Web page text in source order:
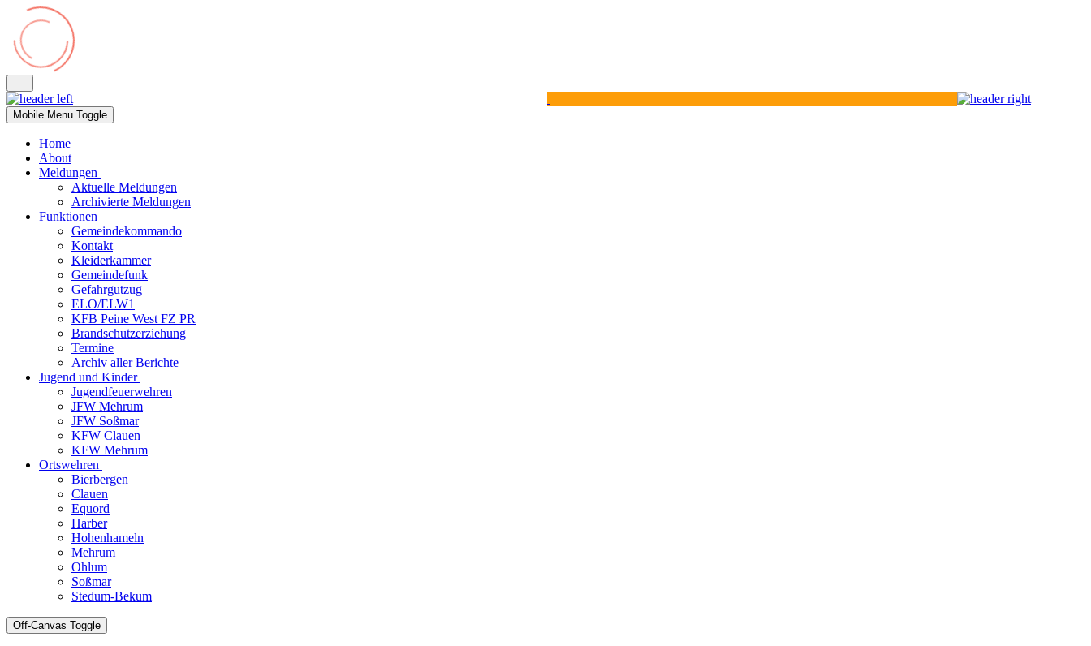
Mobile Menu Toggle
Home
About
Meldungen
Aktuelle Meldungen
Archivierte Meldungen
Funktionen
Gemeindekommando
Kontakt
Kleiderkammer
Gemeindefunk
Gefahrgutzug
ELO/ELW1
KFB Peine West FZ PR
Brandschutzerziehung
Termine
Archiv aller Berichte
Jugend und Kinder
Jugendfeuerwehren
JFW Mehrum
JFW Soßmar
KFW Clauen
KFW Mehrum
Ortswehren
Bierbergen
Clauen
Equord
Harber
Hohenhameln
Mehrum
Ohlum
Soßmar
Stedum-Bekum
Off-Canvas Toggle